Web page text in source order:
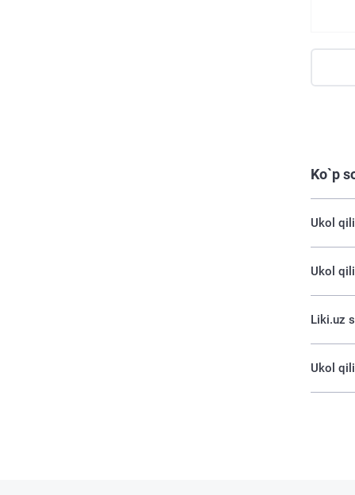
Ko`p
Ukol
Ukol
Liki.uz
Ukol